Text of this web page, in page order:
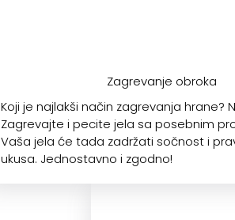
Zagrevanje obroka
Koji je najlakši način zagrevanja hrane?
Zagrevajte i pecite jela sa posebnim
Vaša jela će tada zadržati sočnost i
ukusa. Jednostavno i zgodno!